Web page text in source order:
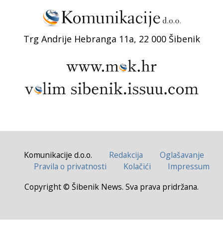
Trg Andrije Hebranga 11a, 22 000 Šibenik
Komunikacije d.o.o. Redakcija
Oglašavanje
Pravila o privatnosti
Kolačići
Impressum
Copyright © Šibenik News. Sva prava pridržana.